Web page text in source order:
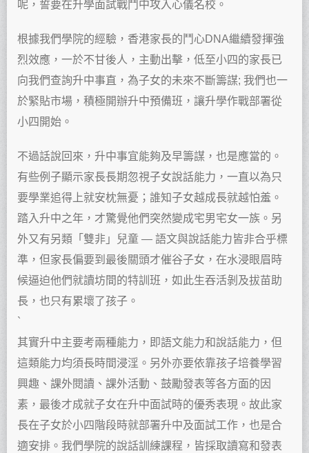
呢，誓要在升學面試戰鬥中攻入心儀名校。
根據我們學院的經驗，香港家長的鬥心DNA繼續發揮強
烈效應，一於不甘後人，主動出擊，低至小四的家長已
向我們查詢升中事直，為子女的未來不斷籌謀; 我們也一
於緊貼市場，積極開辦升中預備班，讓升學作戰部署從
小四開始。
不過話說回來，升中事宜能夠及早籌謀，也是應當的。
有些例子顯示家長長期忽視子女說話能力，一直以為只
要學業追得上就安枕無憂；誰知子女越成長就越怕羞。
踏入升中之年，才驚覺他們突然變成宅男宅女一族。另
外又有另類「雙非」兒童 — 語文與說話能力皆非合乎標
準，但家長偏要到最後關頭才催谷子女，在水浸眼眉時
候逼迫他們就讀坊間的特訓班，如此生吞活剝及拔苗助
長，也只有累壞了孩子。
`
其實升中主要考兩種能力，即語文能力和說話能力，但
這類能力均須長時間浸淫。另外亦要依靠孩子培養學習
興趣、課外閱讀、課外活動、鼓勵發表等各方面的因
素，最後才成就子女在升中面試時的優秀表現。故此家
長在子女於小四階段時就部署升中及面試工作，也是合
適安排。我們學院的說話訓練課程，皆採取讀寫和發表